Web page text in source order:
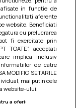
rosu
in functie de
aferente
website. Beneficiati
cu prelucrarea
fi exercitate prin
TOATE”, acceptati
implica inclusiv
de catre
MODIFIC SETARILE
mai putin cele
website-ului.
a oferi: